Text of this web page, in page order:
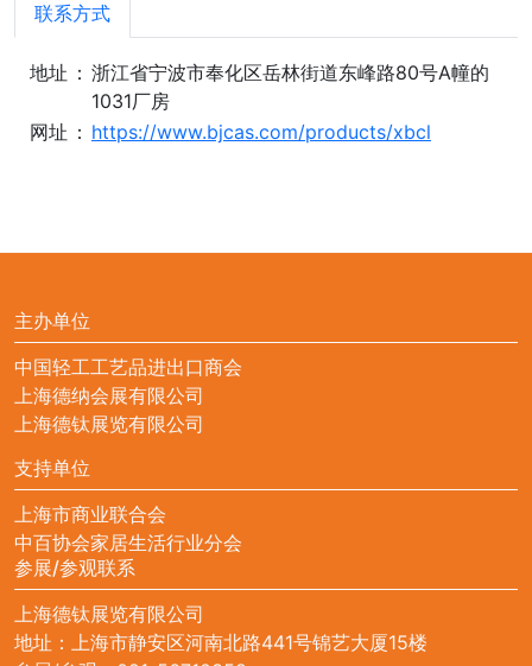
联系方式
地址 ： 浙江省宁波市奉化区岳林街道东峰路80号A幢的
1031厂房
网址 ： https://www.bjcas.com/products/xbcl
主办单位
中国轻工工艺品进出口商会
上海德纳会展有限公司
上海德钛展览有限公司
支持单位
上海市商业联合会
中百协会家居生活行业分会
参展/参观联系
上海德钛展览有限公司
地址：上海市静安区河南北路441号锦艺大厦15楼